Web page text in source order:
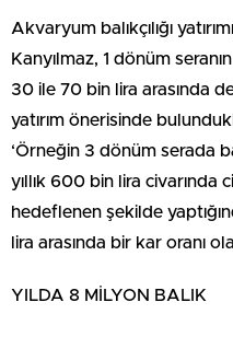
Akvaryum balıkçılığı
Kanyılmaz, 1 dönüm
30 ile 70 bin lira arasında
yatırım önerisinde
‘Örneğin 3 dönüm serada
yıllık 600 bin lira civarında
hedeflenen şekilde
lira arasında bir kar oranı
YILDA 8 MİLYON BALIK